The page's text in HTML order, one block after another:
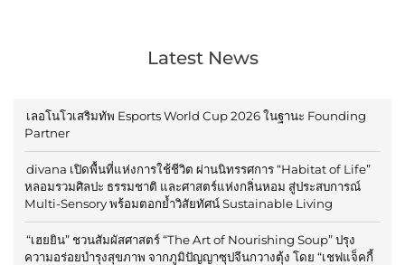
Latest News
เลอโนโวเสริมทัพ Esports World Cup 2026 ในฐานะ Founding
Partner
divana เปิดพื้นที่แห่งการใช้ชีวิต ผ่านนิทรรศการ “Habitat of Life”
หลอมรวมศิลปะ ธรรมชาติ และศาสตร์แห่งกลิ่นหอม สู่ประสบการณ์
Multi-Sensory พร้อมตอกย้ำวิสัยทัศน์ Sustainable Living
“เฮยยิน” ชวนสัมผัสศาสตร์ “The Art of Nourishing Soup” ปรุง
ความอร่อยบำรุงสุขภาพ จากภูมิปัญญาซุปจีนกวางตุ้ง โดย “เชฟแจ็คกี้